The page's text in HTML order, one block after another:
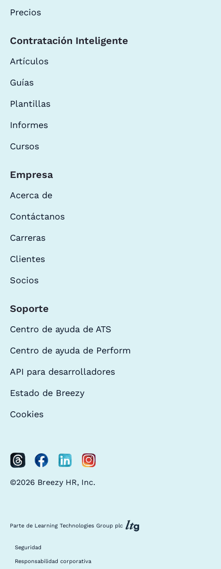
Precios
Contratación Inteligente
Artículos
Guías
Plantillas
Informes
Cursos
Empresa
Acerca de
Contáctanos
Carreras
Clientes
Socios
Soporte
Centro de ayuda de ATS
Centro de ayuda de Perform
API para desarrolladores
Estado de Breezy
Cookies
©2026 Breezy HR, Inc.
Parte de Learning Technologies Group plc
Seguridad
Responsabilidad corporativa